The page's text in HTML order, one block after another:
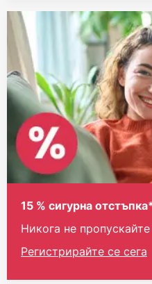
15 % сигурна
Никога не
Регистрирайте се сега